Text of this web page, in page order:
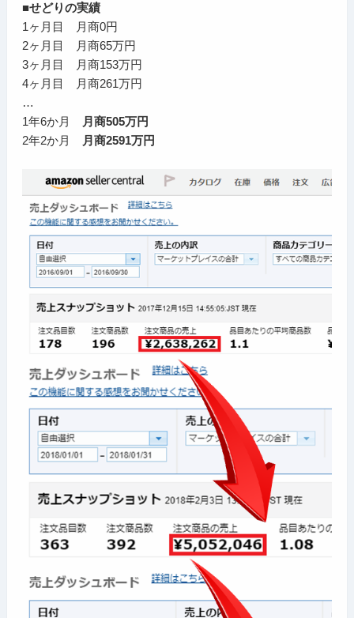
■せどりの実績
1ヶ月目 月商0円
2ヶ月目 月商65万円
3ヶ月目 月商153万円
4ヶ月目 月商261万円
…
1年6か月
月商505万円
2年2か月
月商2591万円